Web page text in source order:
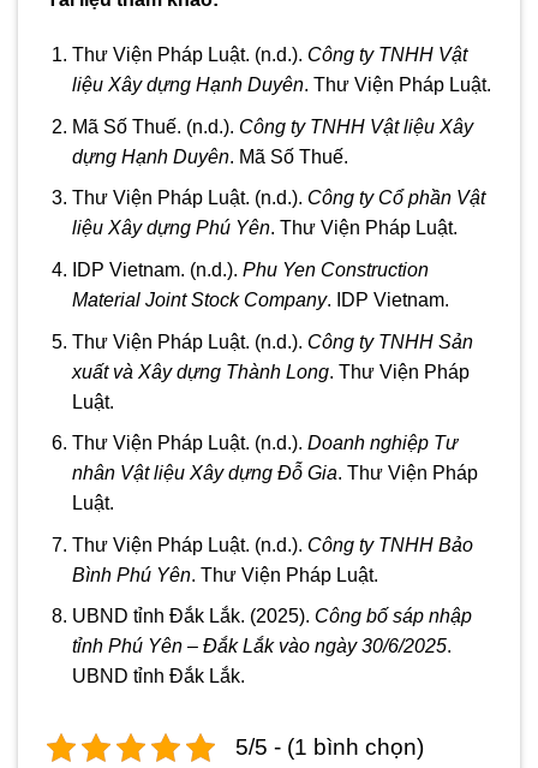
Thư Viện Pháp Luật. (n.d.). Công ty TNHH Vật
liệu Xây dựng Hạnh Duyên. Thư Viện Pháp Luật.
Mã Số Thuế. (n.d.). Công ty TNHH Vật liệu Xây
dựng Hạnh Duyên. Mã Số Thuế.
Thư Viện Pháp Luật. (n.d.). Công ty Cổ phần Vật
liệu Xây dựng Phú Yên. Thư Viện Pháp Luật.
IDP Vietnam. (n.d.). Phu Yen Construction
Material Joint Stock Company. IDP Vietnam.
Thư Viện Pháp Luật. (n.d.). Công ty TNHH Sản
xuất và Xây dựng Thành Long. Thư Viện Pháp
Luật.
Thư Viện Pháp Luật. (n.d.). Doanh nghiệp Tư
nhân Vật liệu Xây dựng Đỗ Gia. Thư Viện Pháp
Luật.
Thư Viện Pháp Luật. (n.d.). Công ty TNHH Bảo
Bình Phú Yên. Thư Viện Pháp Luật.
UBND tỉnh Đắk Lắk. (2025). Công bố sáp nhập
tỉnh Phú Yên – Đắk Lắk vào ngày 30/6/2025.
UBND tỉnh Đắk Lắk.
5/5 - (1 bình chọn)